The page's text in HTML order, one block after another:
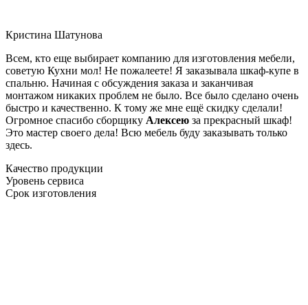
Кристина Шатунова
Всем, кто еще выбирает компанию для изготовления мебели,
советую Кухни мол! Не пожалеете! Я заказывала шкаф-купе в
спальню. Начиная с обсуждения заказа и заканчивая
монтажом никаких проблем не было. Все было сделано очень
быстро и качественно. К тому же мне ещё скидку сделали!
Огромное спасибо сборщику Алексею за прекрасный шкаф!
Это мастер своего дела! Всю мебель буду заказывать только
здесь.
Качество продукции
Уровень сервиса
Срок изготовления